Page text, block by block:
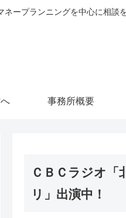
ープランニングを中心に相談
事務所概要
ＣＢＣラジオ「
リ」出演中！